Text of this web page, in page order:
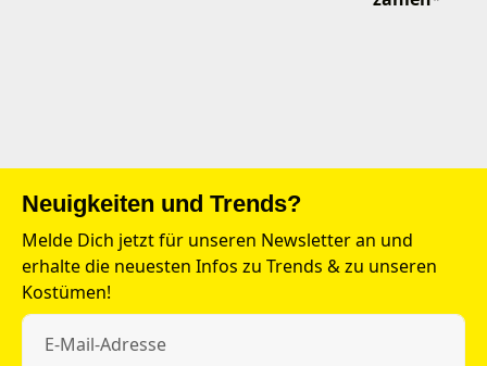
Neuigkeiten und Trends?
Melde Dich jetzt für unseren Newsletter an und
erhalte die neuesten Infos zu Trends & zu unseren
Kostümen!